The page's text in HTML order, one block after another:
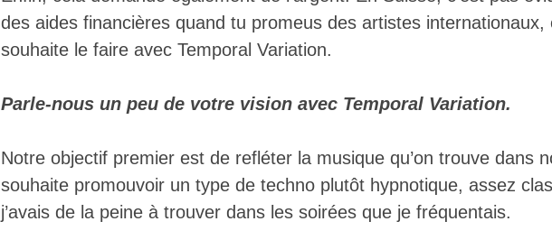
des aides financières quand tu promeus des artistes internationaux,
souhaite le faire avec Temporal Variation.
Parle-nous un peu de votre vision avec Temporal Variation.
Notre objectif premier est de refléter la musique qu’on trouve dans
souhaite promouvoir un type de techno plutôt hypnotique, assez
j’avais de la peine à trouver dans les soirées que je fréquentais.